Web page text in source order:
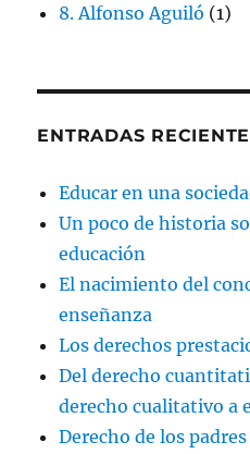
8. Alfonso Aguiló (1)
ENTRADAS
Educar en una
Un poco de historia
educación
El nacimiento del
enseñanza
Los derechos
Del derecho
derecho cualitativo a
Derecho de los